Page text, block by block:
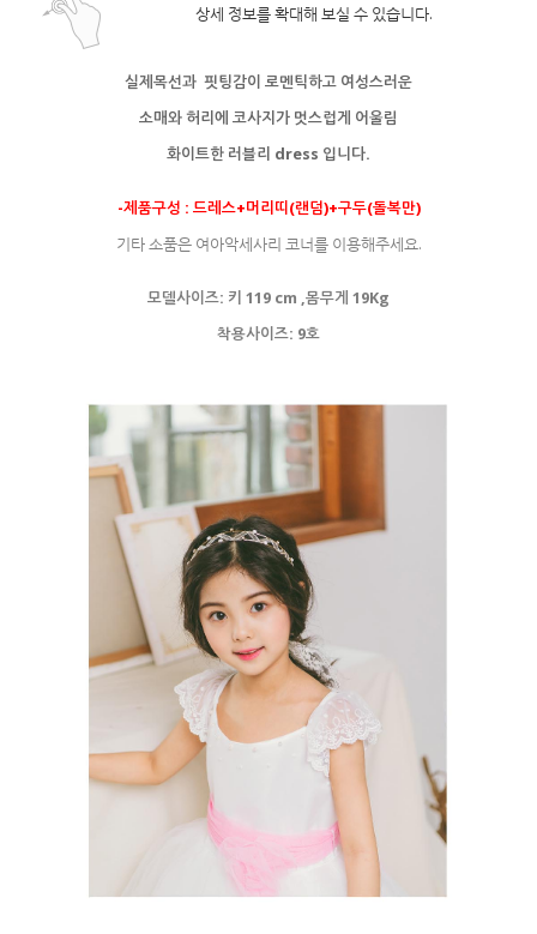
상세 정보를 확대해 보실 수 있습니다.
실제목선과 핏팅감이 로멘틱하고 여성스러운
소매와 허리에 코사지가 멋스럽게 어울림
화이트한 러블리 dress 입니다.
-제품구성 : 드레스+머리띠(랜덤)+구두(돌복만)
기타 소품은 여아악세사리 코너를 이용해주세요.
모델사이즈: 키 119 cm ,몸무게 19Kg
착용사이즈: 9호